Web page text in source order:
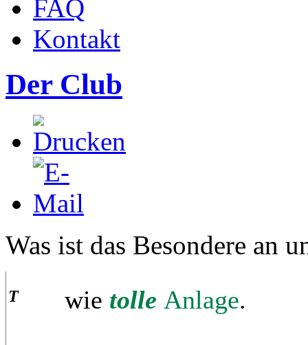
FAQ
Kontakt
Der Club
Was ist das Besondere an
T wie tolle Anlage.